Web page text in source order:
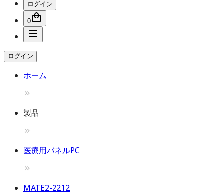
ログイン
0
ログイン
ホーム
製品
医療用パネルPC
MATE2-2212